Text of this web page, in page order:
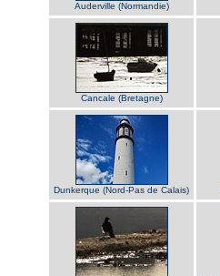
Auderville (Normandie)
Cancale (Bretagne)
Dunkerque (Nord-Pas de Calais)